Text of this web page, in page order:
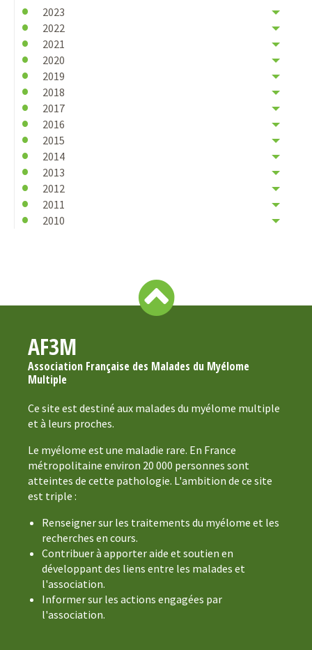
2023
2022
2021
2020
2019
2018
2017
2016
2015
2014
2013
2012
2011
2010
AF3M
Association Française des Malades du Myélome
Multiple
Ce site est destiné aux malades du myélome multiple
et à leurs proches.
Le myélome est une maladie rare. En France
métropolitaine environ 20 000 personnes sont
atteintes de cette pathologie. L'ambition de ce site
est triple :
Renseigner sur les traitements du myélome et les
recherches en cours.
Contribuer à apporter aide et soutien en
développant des liens entre les malades et
l'association.
Informer sur les actions engagées par
l'association.